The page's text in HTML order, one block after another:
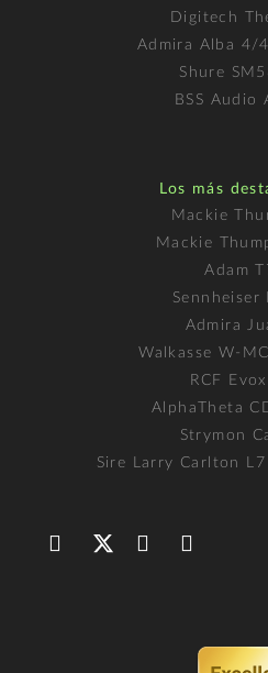
Digitech
Admira Alba 4/
Shure
BSS Audio
Los más
Mackie
Mackie
Adam
Sennheiser
Admira
Walkasse W-
RCF
AlphaTheta
Strymon
Sire Larry Carlton